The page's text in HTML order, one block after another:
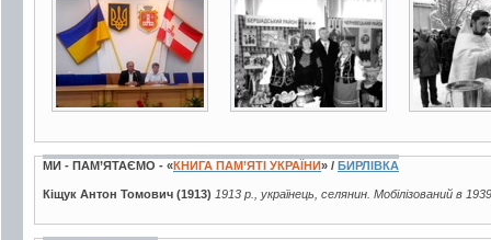
6 фото 2 фото 3 фото
МИ - ПАМ’ЯТАЄМО - «КНИГА ПАМ’ЯТІ УКРАЇНИ» / БИРЛІВКА
Кіщук Антон Томович (1913) 1913 р., українець, селянин. Мобілізований в